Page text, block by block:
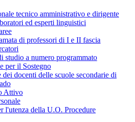
tecnico amministrativo e dirigente
ed esperti linguistici
di professori di I e II fascia
studio a numero programmato
per il Sostegno
docenti delle scuole secondarie di
Attivo
l'utenza della U.O. Procedure